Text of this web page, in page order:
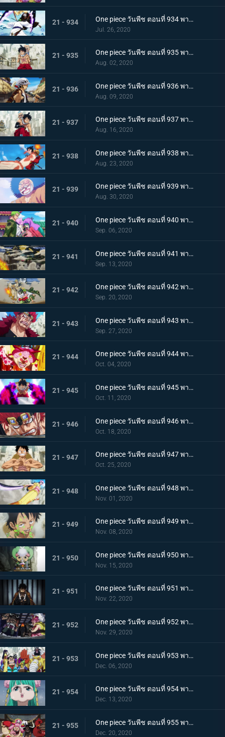
21 - 934 One piece วันพีช ตอนที่ 934 พากย์ไทย สถานะการณ์พลิกผัน! วิชาสามดาบข้ามเงื้อมมือมัจจุราช!
Jul. 26, 2020
21 - 935 One piece วันพีช ตอนที่ 935 พากย์ไทย โซโลต้องตะลึง! ตัวตนที่แท้จริงของสาวงามผู้เลอโฉม
Aug. 02, 2020
21 - 936 One piece วันพีช ตอนที่ 936 พากย์ไทย เรียนรู้ถึงแก่น ฮาคิแห่งวาโนะ ริวโอ!
Aug. 09, 2020
21 - 937 One piece วันพีช ตอนที่ 937 พากย์ไทย โทโนะยาสุ! ผู้เป็นที่รักของเมืองเอบิสุ!
Aug. 16, 2020
21 - 938 One piece วันพีช ตอนที่ 938 พากย์ไทย สะเทือนทั่วหล้า ตัวตนที่แท้จริงของจอมโจรเจ้าหนูสามฉลู
Aug. 23, 2020
21 - 939 One piece วันพีช ตอนที่ 939 พากย์ไทย ความเจ็บปวดของพวกพ้อง! การช่วยเหลือโทโนะยาสุที่ถูกจับ
Aug. 30, 2020
21 - 940 One piece วันพีช ตอนที่ 940 พากย์ไทย ความโกรธของโซโล ตัวตนที่แท้จริงของผลสไมล์!
Sep. 06, 2020
21 - 941 One piece วันพีช ตอนที่ 941 พากย์ไทย น้ำตาโทโกะ ลูกปืนที่ไร้ความรู้สึกของโอโรจิ!
Sep. 13, 2020
21 - 942 One piece วันพีช ตอนที่ 942 พากย์ไทย ใส่ให้ยับ! ความวุ่นวาย! การต่อสู้ที่ลานประหาร
Sep. 20, 2020
21 - 943 One piece วันพีช ตอนที่ 943 พากย์ไทย การตัดสินใจของลูฟี่ ทลายการแข่งซูโม่นรก!
Sep. 27, 2020
21 - 944 One piece วันพีช ตอนที่ 944 พากย์ไทย การมาของพายุ! บิ๊กมัมอาละวาด!
Oct. 04, 2020
21 - 945 One piece วันพีช ตอนที่ 945 พากย์ไทย ความแค้นถั่วแดงต้ม ลูฟี่เข้าตาจน
Oct. 11, 2020
21 - 946 One piece วันพีช ตอนที่ 946 พากย์ไทย หยุดยั้งสี่จักรพรรดิ! แผนการลับของควีน
Oct. 18, 2020
21 - 947 One piece วันพีช ตอนที่ 947 พากย์ไทย อาวุธทรงอานุภาพ! กระสุนโรคระบาดที่เล็งไปที่ลูฟี่
Oct. 25, 2020
21 - 948 One piece วันพีช ตอนที่ 948 พากย์ไทย เปิดฉากโต้กลับ! ลูฟี่และเหล่าซามูไรฝักดาบแดง!
Nov. 01, 2020
21 - 949 One piece วันพีช ตอนที่ 949 พากย์ไทย มาเพื่อชนะ! เสียงร้องที่สิ้นหวังของลูฟี่
Nov. 08, 2020
21 - 950 One piece วันพีช ตอนที่ 950 พากย์ไทย ความฝันของเหล่าทหาร! ลูฟี่ยึดครองอุด้ง!
Nov. 15, 2020
21 - 951 One piece วันพีช ตอนที่ 951 พากย์ไทย การไล่ล่าของโอโรจิ! หน่วยรบนินจา vs โซโล
Nov. 22, 2020
21 - 952 One piece วันพีช ตอนที่ 952 พากย์ไทย การเผชิญหน้าอย่างไม่คาดคิด! ของสี่จักรพรรดิทั้งสองคน
Nov. 29, 2020
21 - 953 One piece วันพีช ตอนที่ 953 พากย์ไทย คำสารภาพของฮิโยริ! พานพบอีกครั้งที่สะพานโออิฮิงิ
Dec. 06, 2020
21 - 954 One piece วันพีช ตอนที่ 954 พากย์ไทย ชื่อของมันคือเอ็นมะ! สุดยอดดาบของโอเด้ง!
Dec. 13, 2020
21 - 955 One piece วันพีช ตอนที่ 955 พากย์ไทย พันธมิตรใหม่? รวมพลกองกำลังไคโด!
Dec. 20, 2020